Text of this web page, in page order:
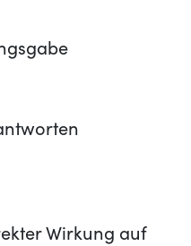
Wirkung auf